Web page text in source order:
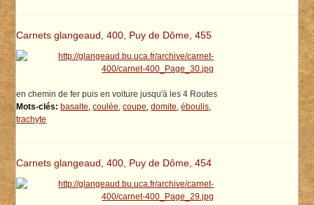
Carnets glangeaud, 400, Puy de Dôme, 455
en chemin de fer puis en voiture jusqu'à les 4 Routes
Mots-clés: basalte,coulée,coupe,domite,éboulis,
trachyte
Carnets glangeaud, 400, Puy de Dôme, 454